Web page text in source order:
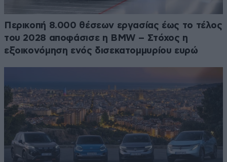
Περικοπή 8.000 θέσεων εργασίας έως το τέλος
του 2028 αποφάσισε η BMW – Στόχος η
εξοικονόμηση ενός δισεκατομμυρίου ευρώ